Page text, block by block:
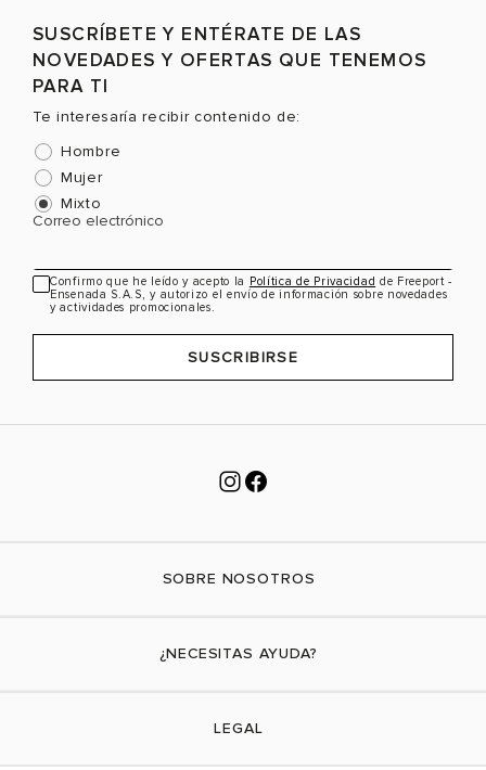
SUSCRÍBETE Y ENTÉRATE DE LAS
NOVEDADES Y OFERTAS QUE TENEMOS
PARA TI
Te interesaría recibir contenido de:
Hombre
Mujer
Mixto
Correo electrónico
Confirmo que he leído y acepto la Política de Privacidad de Freeport -
Ensenada S.A.S, y autorizo el envío de información sobre novedades
y actividades promocionales.
SUSCRIBIRSE
SOBRE NOSOTROS
¿NECESITAS AYUDA?
LEGAL